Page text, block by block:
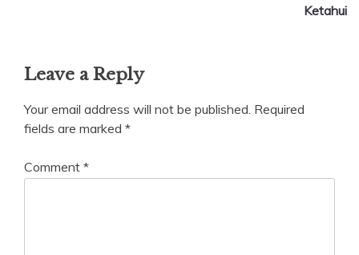
Ketahui
Leave a Reply
Your email address will not be published. Required
fields are marked *
Comment *